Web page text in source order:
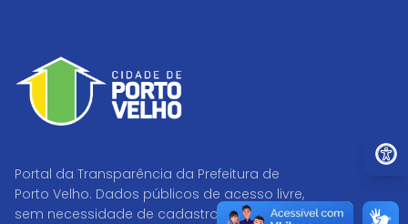
Portal da Transparência da Prefeitura de
Porto Velho. Dados públicos de acesso livre,
sem necessidade de cadastro.
Ir